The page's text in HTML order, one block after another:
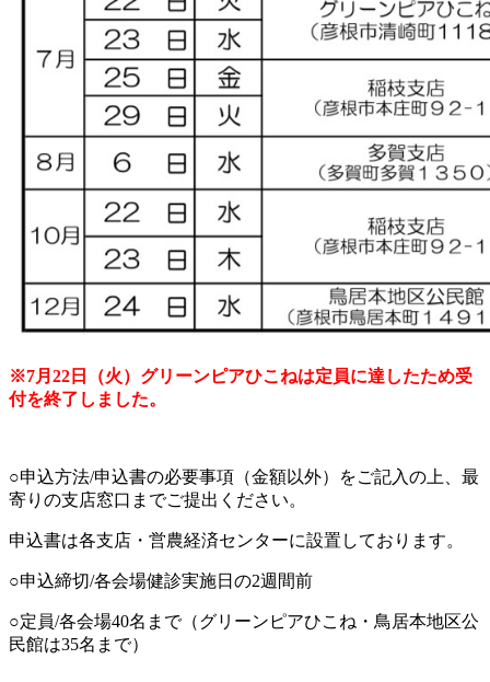
※7月22日（火）グリーンピアひこねは定員に達したため受
付を終了しました。
○申込方法/申込書の必要事項（金額以外）をご記入の上、最
寄りの支店窓口までご提出ください。
申込書は各支店・営農経済センターに設置しております。
○申込締切/各会場健診実施日の2週間前
○定員/各会場40名まで（グリーンピアひこね・鳥居本地区公
民館は35名まで）